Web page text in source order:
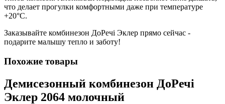
что делает прогулки комфортными даже при температуре
+20°С.
Заказывайте комбинезон ДоРечі Эклер прямо сейчас -
подарите малышу тепло и заботу!
Похожие товары
Демисезонный комбинезон ДоРечі
Эклер 2064 молочный